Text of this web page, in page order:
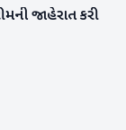
જાહેરાત કરી